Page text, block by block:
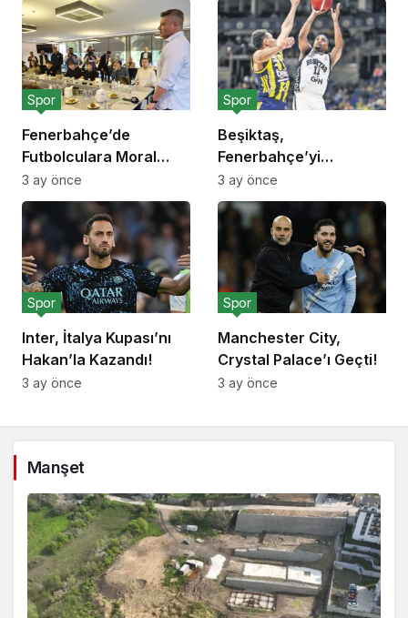
Fenerbahçe’de
Futbolculara Moral
Yemeği!
Spor
3 ay önce
Beşiktaş,
Fenerbahçe’yi
Deplasmanda Yendi!
Spor
3 ay önce
Inter, İtalya Kupası’nı
Hakan’la Kazandı!
Spor
3 ay önce
Manchester City,
Crystal Palace’ı Geçti!
Spor
3 ay önce
Manşet